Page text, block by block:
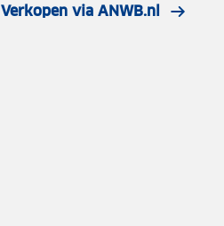
Verkopen via ANWB.nl